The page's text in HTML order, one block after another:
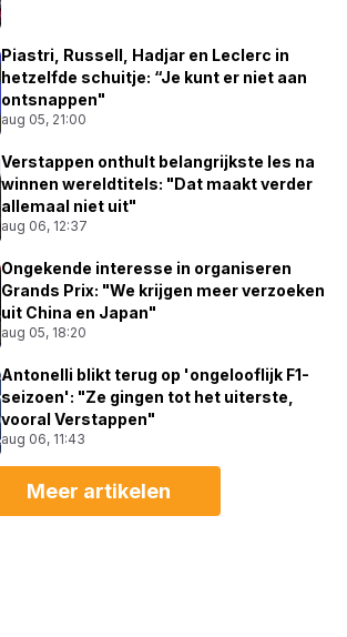
Piastri, Russell, Hadjar en Leclerc in
hetzelfde schuitje: “Je kunt er niet aan
ontsnappen"
aug 05, 21:00
Verstappen onthult belangrijkste les na
winnen wereldtitels: "Dat maakt verder
allemaal niet uit"
aug 06, 12:37
Ongekende interesse in organiseren
Grands Prix: "We krijgen meer verzoeken
uit China en Japan"
aug 05, 18:20
Antonelli blikt terug op 'ongelooflijk F1-
seizoen': "Ze gingen tot het uiterste,
vooral Verstappen"
aug 06, 11:43
Meer artikelen